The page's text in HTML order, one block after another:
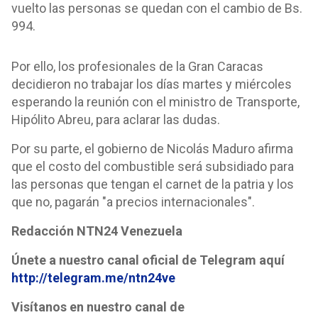
vuelto las personas se quedan con el cambio de Bs.
994.
Por ello, los profesionales de la Gran Caracas
decidieron no trabajar los días martes y miércoles
esperando la reunión con el ministro de Transporte,
Hipólito Abreu, para aclarar las dudas.
Por su parte, el gobierno de Nicolás Maduro afirma
que el costo del combustible será subsidiado para
las personas que tengan el carnet de la patria y los
que no, pagarán "a precios internacionales".
Redacción NTN24 Venezuela
Únete a nuestro canal oficial de Telegram aquí
http://telegram.me/ntn24ve
Visítanos en nuestro canal de